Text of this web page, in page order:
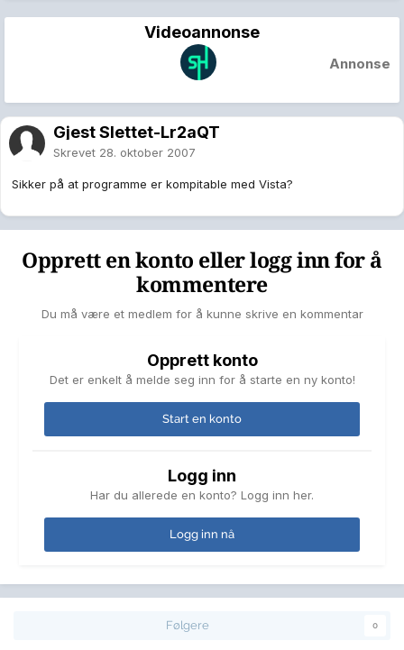
Videoannonse
Annonse
Gjest Slettet-Lr2aQT
Skrevet 28. oktober 2007
Sikker på at programme er kompitable med Vista?
Opprett en konto eller logg inn for å
kommentere
Du må være et medlem for å kunne skrive en kommentar
Opprett konto
Det er enkelt å melde seg inn for å starte en ny konto!
Start en konto
Logg inn
Har du allerede en konto? Logg inn her.
Logg inn nå
Følgere 0